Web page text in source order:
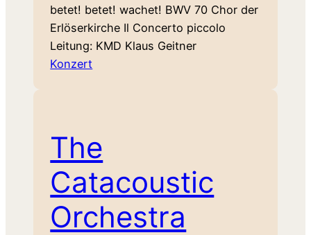
betet! betet! wachet! BWV 70 Chor der
Erlöserkirche Il Concerto piccolo
Leitung: KMD Klaus Geitner
Konzert
The
Catacoustic
Orchestra